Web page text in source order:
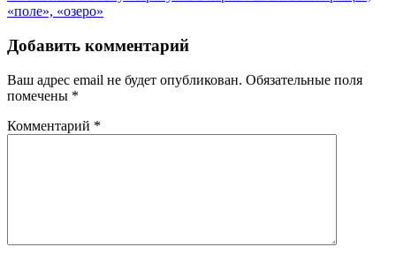
по
«поле», «озеро»
Добавить комментарий
Ваш адрес email не будет опубликован. Обязательные поля
помечены *
Комментарий *